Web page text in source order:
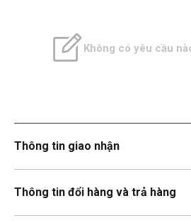
Không có yêu cầu
Thông tin giao nhận
Thông tin đổi hàng và trả hàng